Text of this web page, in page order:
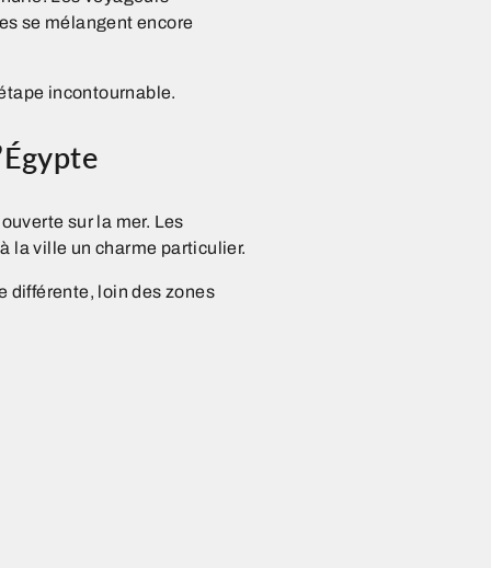
se mélangent encore
incontournable.
sur la mer. Les
la ville un charme particulier.
différente, loin des zones